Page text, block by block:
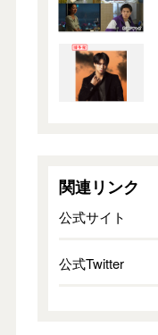
関連リンク
公式サイト
公式Twitter